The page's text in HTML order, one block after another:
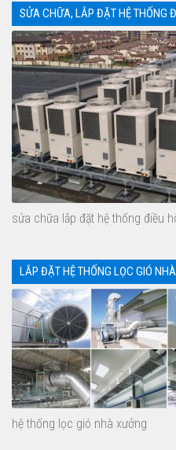
SỬA CHỮA, LẮP ĐẶT HỆ THỐNG
sửa chữa lắp đặt hệ thống điều
LẮP ĐẶT HỆ THỐNG LỌC GIÓ
hệ thống lọc gió nhà xưởng